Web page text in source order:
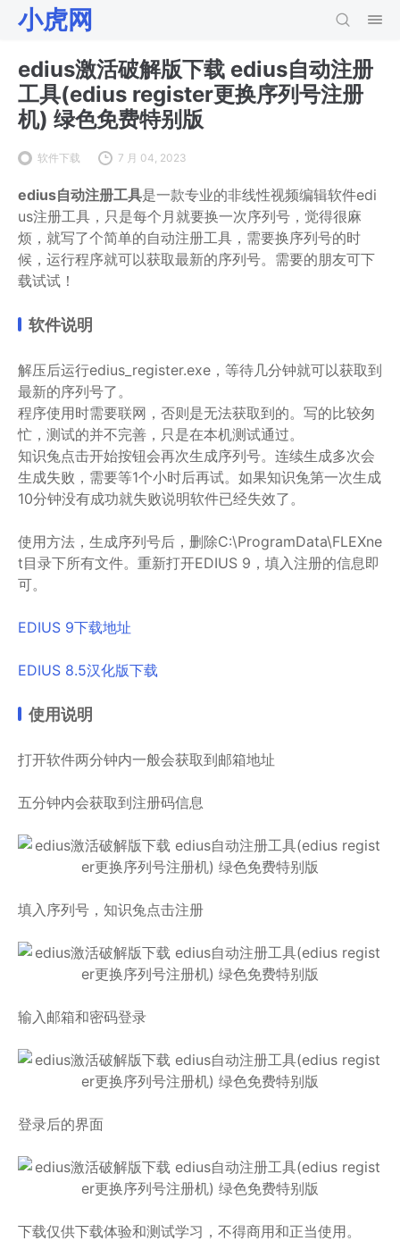
小虎网
edius激活破解版下载 edius自动注册
工具(edius register更换序列号注册
机) 绿色免费特别版
软件下载 7 月 04, 2023
edius自动注册工具是一款专业的非线性视频编辑软件edi
us注册工具，只是每个月就要换一次序列号，觉得很麻
烦，就写了个简单的自动注册工具，需要换序列号的时
候，运行程序就可以获取最新的序列号。需要的朋友可下
载试试！
软件说明
解压后运行edius_register.exe，等待几分钟就可以获取到
最新的序列号了。
程序使用时需要联网，否则是无法获取到的。写的比较匆
忙，测试的并不完善，只是在本机测试通过。
知识兔点击开始按钮会再次生成序列号。连续生成多次会
生成失败，需要等1个小时后再试。如果知识兔第一次生成
10分钟没有成功就失败说明软件已经失效了。
使用方法，生成序列号后，删除C:\ProgramData\FLEXne
t目录下所有文件。重新打开EDIUS 9，填入注册的信息即
可。
EDIUS 9下载地址
EDIUS 8.5汉化版下载
使用说明
打开软件两分钟内一般会获取到邮箱地址
五分钟内会获取到注册码信息
填入序列号，知识兔点击注册
输入邮箱和密码登录
登录后的界面
下载仅供下载体验和测试学习，不得商用和正当使用。